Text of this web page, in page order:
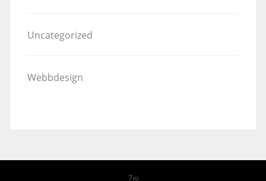
Uncategorized
Webbdesign
7io